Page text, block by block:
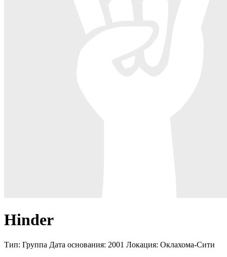
Hinder
Тип: Группа Дата основания: 2001 Локация: Оклахома-Сити